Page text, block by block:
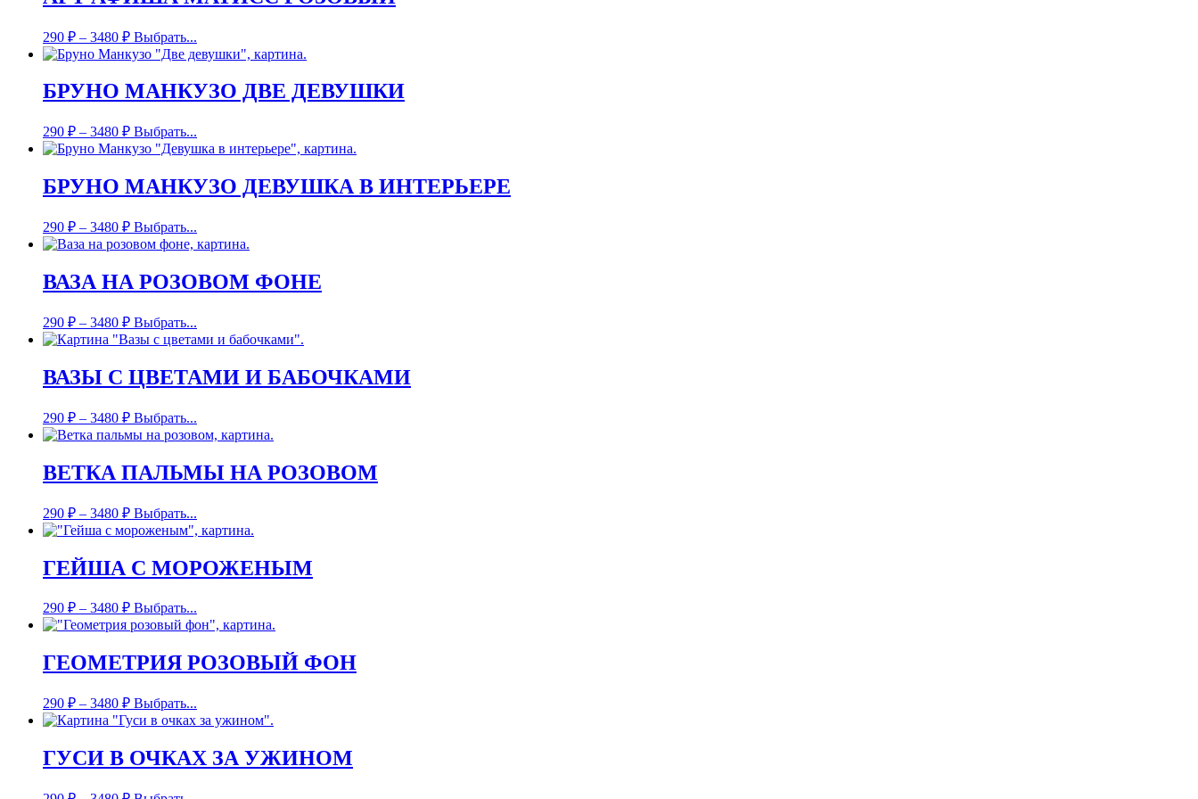
290 ₽ – 3480 ₽ Выбрать...
БРУНО МАНКУЗО ДВЕ ДЕВУШКИ
290 ₽ – 3480 ₽ Выбрать...
БРУНО МАНКУЗО ДЕВУШКА В ИНТЕРЬЕРЕ
290 ₽ – 3480 ₽ Выбрать...
ВАЗА НА РОЗОВОМ ФОНЕ
290 ₽ – 3480 ₽ Выбрать...
ВАЗЫ С ЦВЕТАМИ И БАБОЧКАМИ
290 ₽ – 3480 ₽ Выбрать...
ВЕТКА ПАЛЬМЫ НА РОЗОВОМ
290 ₽ – 3480 ₽ Выбрать...
ГЕЙША С МОРОЖЕНЫМ
290 ₽ – 3480 ₽ Выбрать...
ГЕОМЕТРИЯ РОЗОВЫЙ ФОН
290 ₽ – 3480 ₽ Выбрать...
ГУСИ В ОЧКАХ ЗА УЖИНОМ